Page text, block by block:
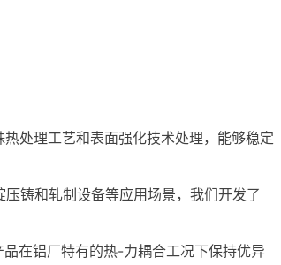
处理工艺和表面强化技术处理，能够稳定
铸和轧制设备等应用场景，我们开发了
在铝厂特有的热-力耦合工况下保持优异